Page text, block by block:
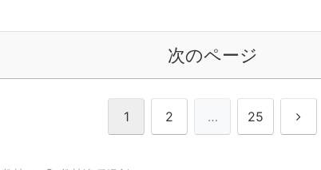
次のページ
1 2 … 25 次